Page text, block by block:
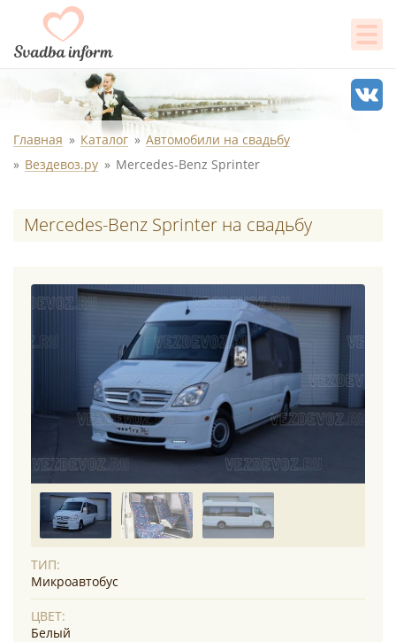
Главная Каталог
Автомобили на свадьбу
Вездевоз.ру
Mercedes-Benz Sprinter
Mercedes-Benz Sprinter на свадьбу
ТИП:
Микроавтобус
ЦВЕТ:
Белый